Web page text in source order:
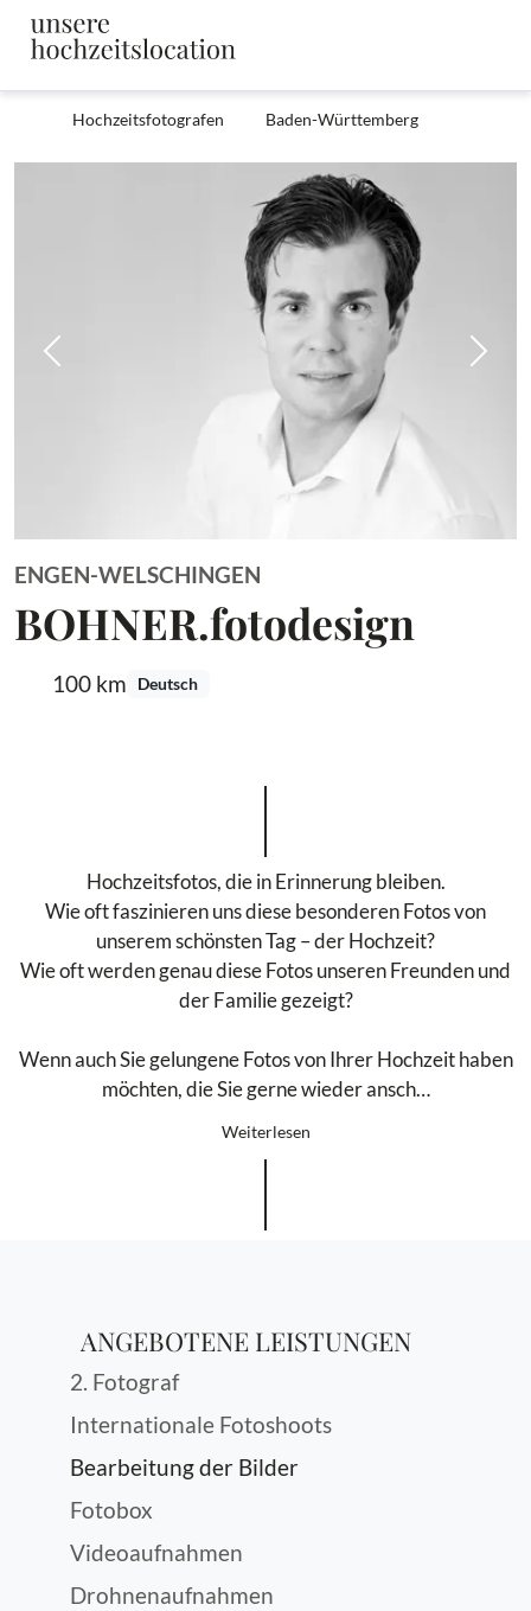
Hochzeitsfotografen Baden-Württemberg
Zurück
ENGEN-WELSCHINGEN
BOHNER.fotodesign
100 km Deutsch
Hochzeitsfotos, die in Erinnerung bleiben.
Wie oft faszinieren uns diese besonderen Fotos von
unserem schönsten Tag – der Hochzeit?
Wie oft werden genau diese Fotos unseren Freunden und
der Familie gezeigt?
Wenn auch Sie gelungene Fotos von Ihrer Hochzeit haben
möchten, die Sie gerne wieder ansch…
Weiterlesen
ANGEBOTENE LEISTUNGEN
2. Fotograf
Internationale Fotoshoots
Bearbeitung der Bilder
Fotobox
Videoaufnahmen
Drohnenaufnahmen